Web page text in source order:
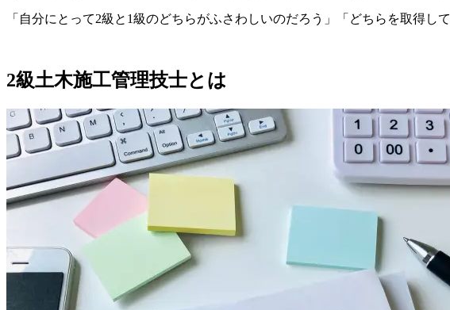
「自分にとって2級と1級のどちらがふさわしいのだろう」「どちらを取得
2級土木施工管理技士とは